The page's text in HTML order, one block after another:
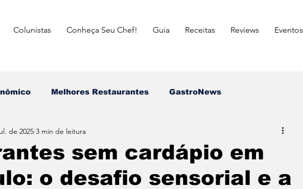
Colunistas Conheça Seu Chef! Guia Receitas Reviews ⁠Eventos
Melhores Restaurantes ⁠GastroNews
⁠Insiders
Italiana Mexicana Japonesa Arabe Carnes
sem cardápio em
o desafio sensorial e a
de 2025 3 min de leitura